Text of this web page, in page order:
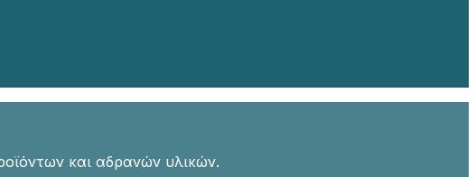
και αδρανών υλικών.